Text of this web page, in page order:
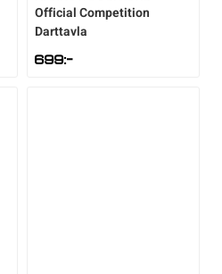
Official Competition
Darttavla
699:-